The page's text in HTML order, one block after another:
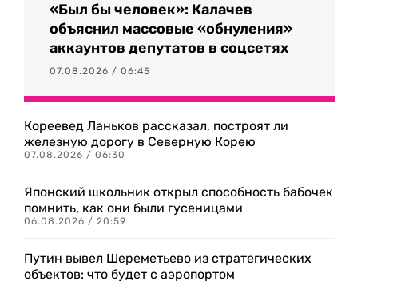
«Был бы человек»: Калачев
объяснил массовые «обнуления»
аккаунтов депутатов в соцсетях
07.08.2026 / 06:45
Кореевед Ланьков рассказал, построят ли
железную дорогу в Северную Корею
07.08.2026 / 06:30
Японский школьник открыл способность бабочек
помнить, как они были гусеницами
06.08.2026 / 20:59
Путин вывел Шереметьево из стратегических
объектов: что будет с аэропортом